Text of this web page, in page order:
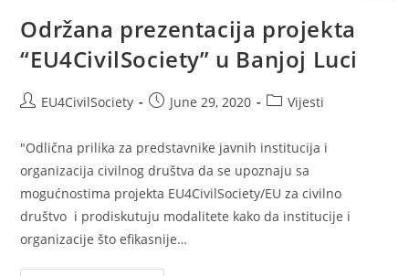
Održana prezentacija projekta
“EU4CivilSociety” u Banjoj Luci
EU4CivilSociety June 29, 2020 Vijesti
"Odlična prilika za predstavnike javnih institucija i
organizacija civilnog društva da se upoznaju sa
mogućnostima projekta EU4CivilSociety/EU za civilno
društvo i prodiskutuju modalitete kako da institucije i
organizacije što efikasnije…